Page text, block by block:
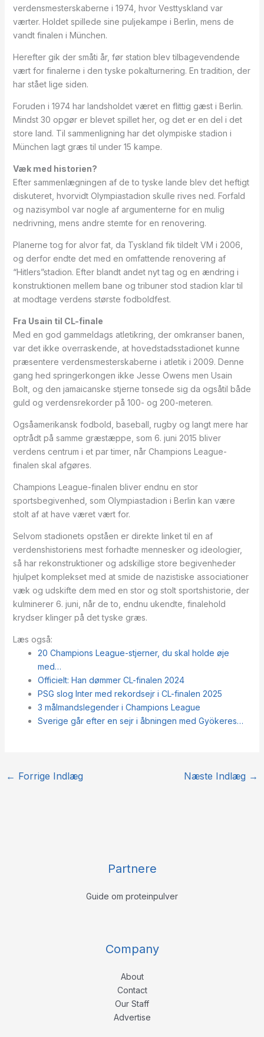
verdensmesterskaberne i 1974, hvor Vesttyskland var
værter. Holdet spillede sine puljekampe i Berlin, mens de
vandt finalen i München.
Herefter gik der småti år, før station blev tilbagevendende
vært for finalerne i den tyske pokalturnering. En tradition, der
har stået lige siden.
Foruden i 1974 har landsholdet været en flittig gæst i Berlin.
Mindst 30 opgør er blevet spillet her, og det er en del i det
store land. Til sammenligning har det olympiske stadion i
München lagt græs til under 15 kampe.
Væk med historien?
Efter sammenlægningen af de to tyske lande blev det heftigt
diskuteret, hvorvidt Olympiastadion skulle rives ned. Forfald
og nazisymbol var nogle af argumenterne for en mulig
nedrivning, mens andre stemte for en renovering.
Planerne tog for alvor fat, da Tyskland fik tildelt VM i 2006,
og derfor endte det med en omfattende renovering af
“Hitlers”stadion. Efter blandt andet nyt tag og en ændring i
konstruktionen mellem bane og tribuner stod stadion klar til
at modtage verdens største fodboldfest.
Fra Usain til CL-finale
Med en god gammeldags atletikring, der omkranser banen,
var det ikke overraskende, at hovedstadsstadionet kunne
præsentere verdensmesterskaberne i atletik i 2009. Denne
gang hed springerkongen ikke Jesse Owens men Usain
Bolt, og den jamaicanske stjerne tonsede sig da ogsåtil både
guld og verdensrekorder på 100- og 200-meteren.
Ogsåamerikansk fodbold, baseball, rugby og langt mere har
optrådt på samme græstæppe, som 6. juni 2015 bliver
verdens centrum i et par timer, når Champions League-
finalen skal afgøres.
Champions League-finalen bliver endnu en stor
sportsbegivenhed, som Olympiastadion i Berlin kan være
stolt af at have været vært for.
Selvom stadionets opståen er direkte linket til en af
verdenshistoriens mest forhadte mennesker og ideologier,
så har rekonstruktioner og adskillige store begivenheder
hjulpet komplekset med at smide de nazistiske associationer
væk og udskifte dem med en stor og stolt sportshistorie, der
kulminerer 6. juni, når de to, endnu ukendte, finalehold
krydser klinger på det tyske græs.
Læs også:
20 Champions League-stjerner, du skal holde øje
med…
Officielt: Han dømmer CL-finalen 2024
PSG slog Inter med rekordsejr i CL-finalen 2025
3 målmandslegender i Champions League
Sverige går efter en sejr i åbningen med Gyökeres…
← Forrige Indlæg Næste Indlæg →
Partnere
Guide om proteinpulver
Company
About
Contact
Our Staff
Advertise